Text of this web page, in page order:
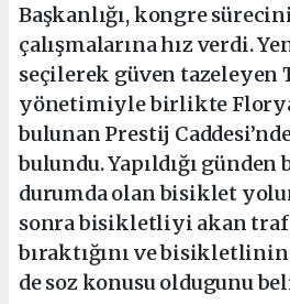
Başkanlığı, kongre
çalışmalarına hız verdi.
seçilerek güven tazeleyen
yönetimiyle birlikte
bulunan Prestij
bulundu. Yapıldığı günden
durumda olan bisiklet
sonra bisikletliyi akan
bıraktığını ve
de soz konusu oldugunu